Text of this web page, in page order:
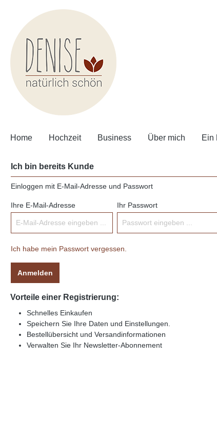
Home Hochzeit Business Über mich Ein
Ich bin bereits Kunde
Einloggen mit E-Mail-Adresse und Passwort
Ihre E-Mail-Adresse Ihr Passwort
Ich habe mein Passwort vergessen.
Anmelden
Vorteile einer Registrierung:
Schnelles Einkaufen
Speichern Sie Ihre Daten und Einstellungen.
Bestellübersicht und Versandinformationen
Verwalten Sie Ihr Newsletter-Abonnement